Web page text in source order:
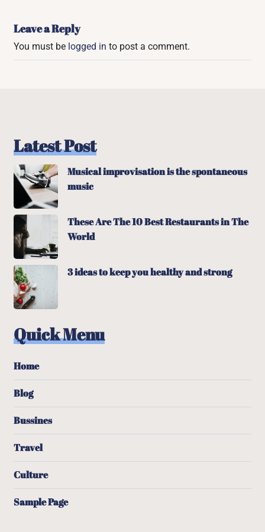
Leave a Reply
You must be logged in to post a comment.
Latest Post
Musical improvisation is the spontaneous
music
These Are The 10 Best Restaurants in The
World
3 ideas to keep you healthy and strong
Quick Menu
Home
Blog
Bussines
Travel
Culture
Sample Page